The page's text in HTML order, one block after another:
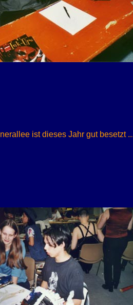
ist dieses Jahr gut besetzt